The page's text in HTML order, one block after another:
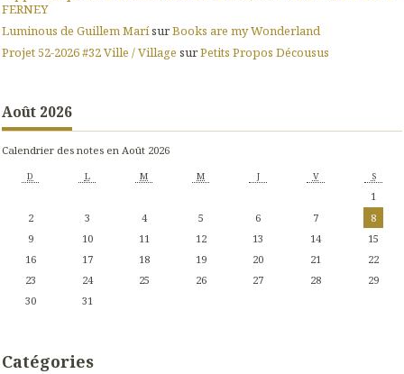
FERNEY
Luminous de Guillem MarísurBooks are my Wonderland
Projet 52-2026 #32 Ville / Village surPetits Propos Décousus
Août 2026
Calendrier des notes en Août 2026
D L M M J V S
1
2
3 4 5 6 7
8
9
10 11 12 13 14
15
16
17 18 19 20 21
22
23
24 25 26 27 28
29
30
31
Catégories